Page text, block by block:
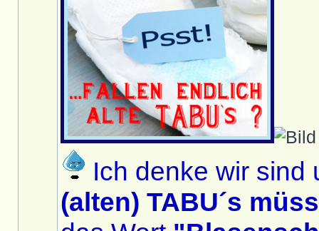
Ich denke wir
(alten) TABU´s